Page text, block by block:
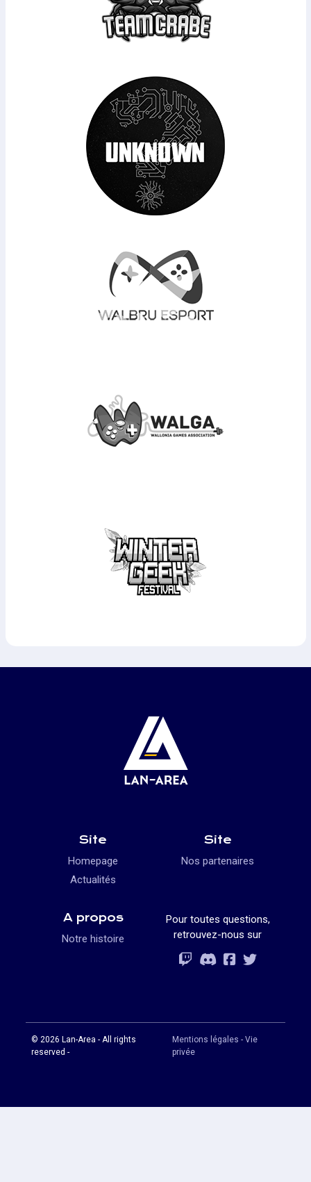
Site
Homepage
Actualités
Site
Nos partenaires
A propos
Notre histoire
Pour toutes questions,
retrouvez-nous sur
Rejoignez-
Rejoignez-
Rejoignez-
Rejoignez-
© 2026 Lan-Area - All rights
reserved -
Mentions légales - Vie
privée